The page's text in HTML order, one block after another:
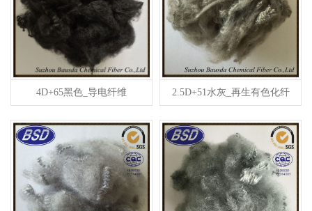
4D+65黑色_导电纤维 2.5D+51水灰_再生有色化纤